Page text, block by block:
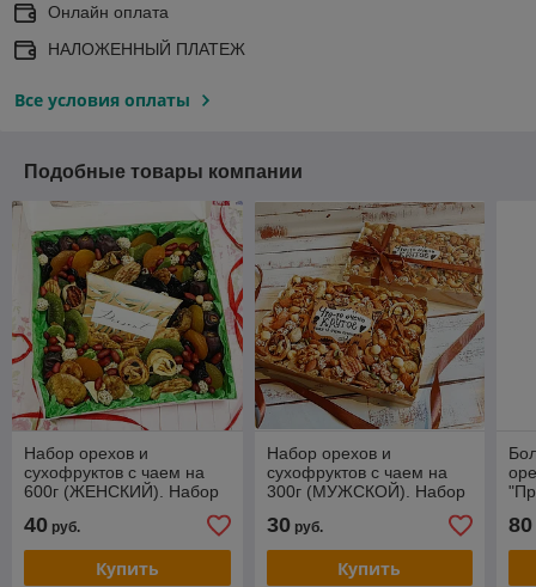
Онлайн оплата
НАЛОЖЕННЫЙ ПЛАТЕЖ
Все условия оплаты
Подобные товары компании
Набор орехов и
сухофруктов с чаем на
600г (ЖЕНСКИЙ). Набор
40 руб.
Купить
Набор орехов и
сухофруктов с чаем на
300г (МУЖСКОЙ). Набор
30руб.
Купить
80